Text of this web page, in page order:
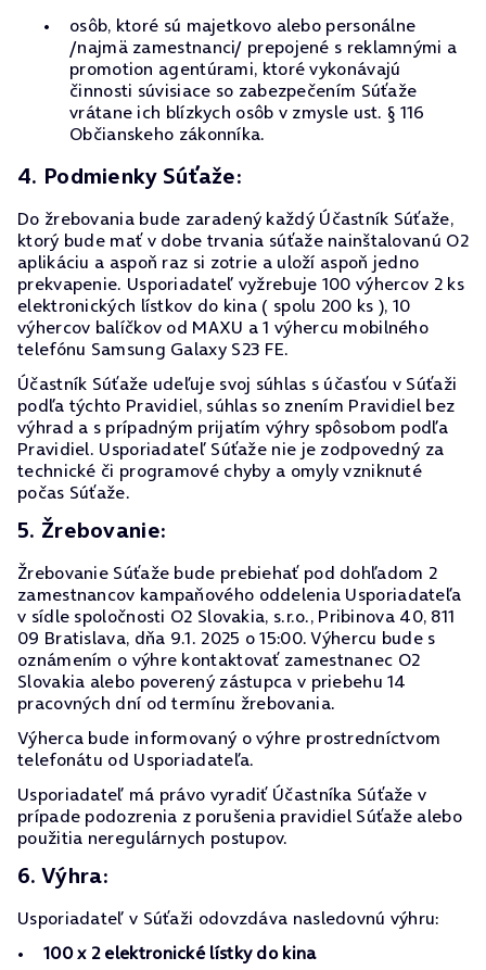
osôb, ktoré sú majetkovo alebo personálne
/najmä zamestnanci/ prepojené s reklamnými a
promotion agentúrami, ktoré vykonávajú
činnosti súvisiace so zabezpečením Súťaže
vrátane ich blízkych osôb v zmysle ust. § 116
Občianskeho zákonníka.
4. Podmienky Súťaže:
Do žrebovania bude zaradený každý Účastník Súťaže,
ktorý bude mať v dobe trvania súťaže nainštalovanú O2
aplikáciu a aspoň raz si zotrie a uloží aspoň jedno
prekvapenie. Usporiadateľ vyžrebuje 100 výhercov 2 ks
elektronických lístkov do kina ( spolu 200 ks ), 10
výhercov balíčkov od MAXU a 1 výhercu mobilného
telefónu Samsung Galaxy S23 FE.
Účastník Súťaže udeľuje svoj súhlas s účasťou v Súťaži
podľa týchto Pravidiel, súhlas so znením Pravidiel bez
výhrad a s prípadným prijatím výhry spôsobom podľa
Pravidiel. Usporiadateľ Súťaže nie je zodpovedný za
technické či programové chyby a omyly vzniknuté
počas Súťaže.
5. Žrebovanie:
Žrebovanie Súťaže bude prebiehať pod dohľadom 2
zamestnancov kampaňového oddelenia Usporiadateľa
v sídle spoločnosti O2 Slovakia, s.r.o., Pribinova 40, 811
09 Bratislava, dňa 9.1. 2025 o 15:00. Výhercu bude s
oznámením o výhre kontaktovať zamestnanec O2
Slovakia alebo poverený zástupca v priebehu 14
pracovných dní od termínu žrebovania.
Výherca bude informovaný o výhre prostredníctvom
telefonátu od Usporiadateľa.
Usporiadateľ má právo vyradiť Účastníka Súťaže v
prípade podozrenia z porušenia pravidiel Súťaže alebo
použitia neregulárnych postupov.
6. Výhra:
Usporiadateľ v Súťaži odovzdáva nasledovnú výhru:
100 x 2 elektronické lístky do kina